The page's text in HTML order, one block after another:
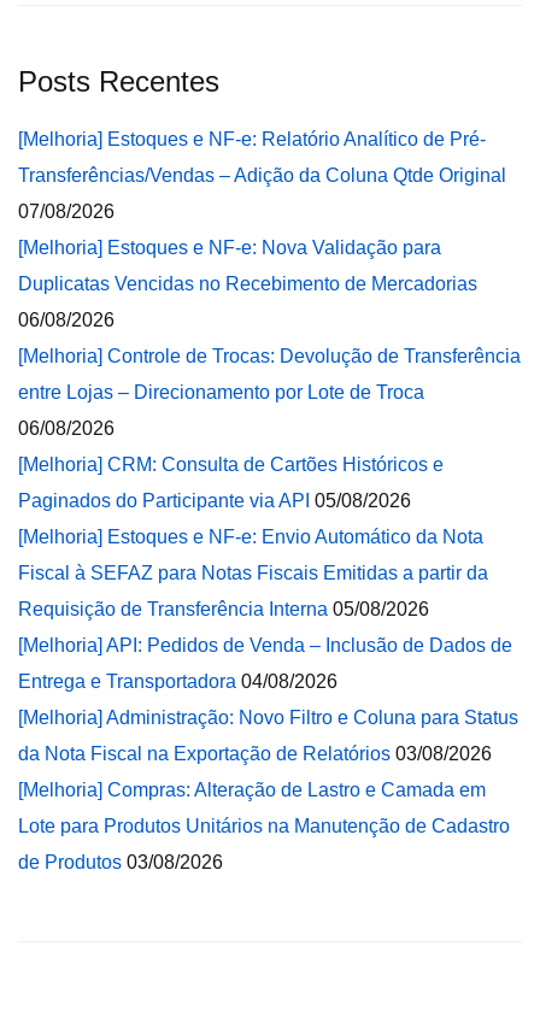
Posts Recentes
[Melhoria] Estoques e NF-e: Relatório Analítico de Pré-
Transferências/Vendas – Adição da Coluna Qtde Original
07/08/2026
[Melhoria] Estoques e NF-e: Nova Validação para
Duplicatas Vencidas no Recebimento de Mercadorias
06/08/2026
[Melhoria] Controle de Trocas: Devolução de Transferência
entre Lojas – Direcionamento por Lote de Troca
06/08/2026
[Melhoria] CRM: Consulta de Cartões Históricos e
Paginados do Participante via API 05/08/2026
[Melhoria] Estoques e NF-e: Envio Automático da Nota
Fiscal à SEFAZ para Notas Fiscais Emitidas a partir da
Requisição de Transferência Interna 05/08/2026
[Melhoria] API: Pedidos de Venda – Inclusão de Dados de
Entrega e Transportadora 04/08/2026
[Melhoria] Administração: Novo Filtro e Coluna para Status
da Nota Fiscal na Exportação de Relatórios 03/08/2026
[Melhoria] Compras: Alteração de Lastro e Camada em
Lote para Produtos Unitários na Manutenção de Cadastro
de Produtos 03/08/2026